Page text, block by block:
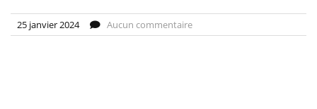
25 janvier 2024 Aucun commentaire